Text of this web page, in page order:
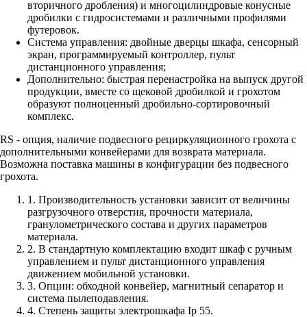
вторичного дробления) и многоцилиндровые конусные
дробилки с гидросистемами и различными профилями
футеровок.
Система управления: двойные дверцы шкафа, сенсорный
экран, программируемый контроллер, пульт
дистанционного управления;
Дополнительно: быстрая перенастройка на выпуск другой
продукции, вместе со щековой дробилкой и грохотом
образуют полноценный дробильно-сортировочный
комплекс.
RS - опция, наличие подвесного рециркуляционного грохота с
дополнительными конвейерами для возврата материала.
Возможна поставка машины в конфигурации без подвесного
грохота.
1. Производительность установки зависит от величины
разгрузочного отверстия, прочности материала,
гранулометрического состава и других параметров
материала.
2. В стандартную комплектацию входит шкаф с ручным
управлением и пульт дистанционного управления
движением мобильной установки.
3. Опции: обходной конвейер, магнитный сепаратор и
система пылеподавления.
4. Степень защиты электрошкафа Ip 55.